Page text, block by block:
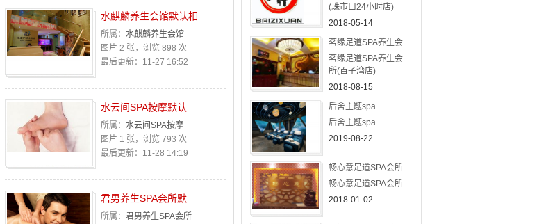
水麒麟养生会馆默认相
所属： 水麒麟养生会馆
图片 2 张，浏览 898 次
最后更新：11-27 16:52
水云间SPA按摩默认
所属： 水云间SPA按摩
图片 1 张，浏览 793 次
最后更新：11-28 14:19
君男养生SPA会所默
所属： 君男养生SPA会所
(珠市口24小时店)
2018-05-14
茗缘足道SPA养生会
茗缘足道SPA养生会
所(百子湾店)
2018-08-15
后舍主题spa
后舍主题spa
2019-08-22
畅心意足道SPA会所
畅心意足道SPA会所
2018-01-02